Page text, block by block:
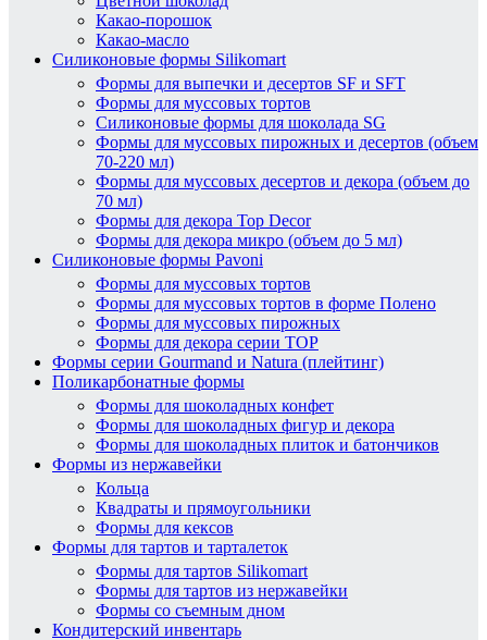
Какао-порошок
Какао-масло
Силиконовые формы Silikomart
Формы для выпечки и десертов SF и SFT
Формы для муссовых тортов
Силиконовые формы для шоколада SG
Формы для муссовых пирожных и десертов (объем
70-220 мл)
Формы для муссовых десертов и декора (объем до
70 мл)
Формы для декора Top Decor
Формы для декора микро (объем до 5 мл)
Силиконовые формы Pavoni
Формы для муссовых тортов
Формы для муссовых тортов в форме Полено
Формы для муссовых пирожных
Формы для декора серии TOP
Формы серии Gourmand и Natura (плейтинг)
Поликарбонатные формы
Формы для шоколадных конфет
Формы для шоколадных фигур и декора
Формы для шоколадных плиток и батончиков
Формы из нержавейки
Кольца
Квадраты и прямоугольники
Формы для кексов
Формы для тартов и тарталеток
Формы для тартов Silikomart
Формы для тартов из нержавейки
Формы со съемным дном
Кондитерский инвентарь